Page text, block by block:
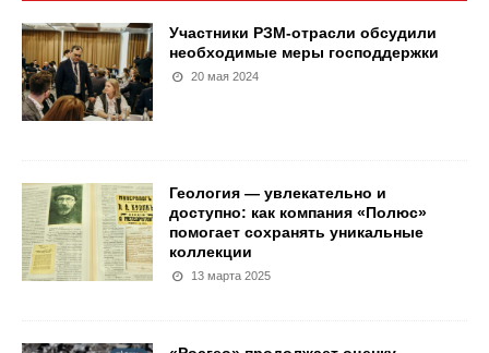
Участники РЗМ-отрасли обсудили
необходимые меры господдержки
20 мая 2024
Геология — увлекательно и
доступно: как компания «Полюс»
помогает сохранять уникальные
коллекции
13 марта 2025